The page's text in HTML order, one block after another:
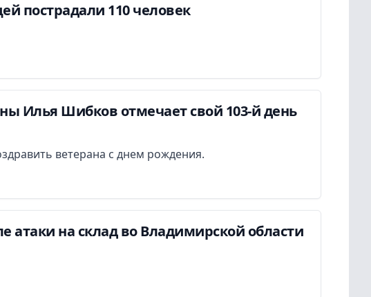
пострадали 110 человек
Илья Шибков отмечает свой 103-й день
ветерана с днем рождения.
атаки на склад во Владимирской области